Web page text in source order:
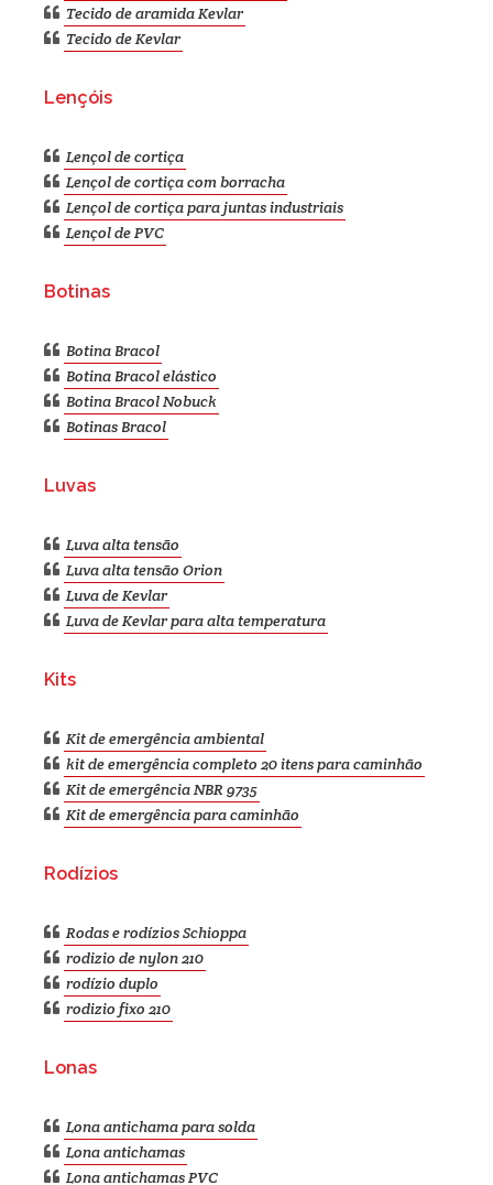
Tecido de aramida aluminizado
Tecido de aramida Kevlar
Tecido de Kevlar
Lençol de cortiça
Lençol de cortiça com borracha
Lençol de cortiça para juntas industriais
Lençol de PVC
Botina Bracol
Botina Bracol elástico
Botina Bracol Nobuck
Botinas Bracol
Luva alta tensão
Luva alta tensão Orion
Luva de Kevlar
Luva de Kevlar para alta temperatura
Kit de emergência ambiental
kit de emergência completo 20 itens para caminhão
Kit de emergência NBR 9735
Kit de emergência para caminhão
Rodas e rodízios Schioppa
rodizio de nylon 210
rodízio duplo
rodizio fixo 210
Lona antichama para solda
Lona antichamas